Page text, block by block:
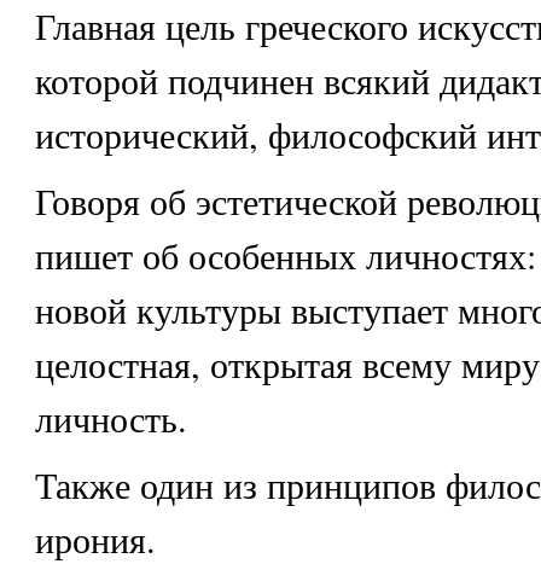
Главная цель греческого
которой подчинен всякий
исторический, философский
Говоря об эстетической
пишет об особенных
новой культуры выступает
целостная, открытая всему
личность.
Также один из принципов
ирония.